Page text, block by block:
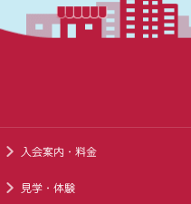
入会案内・料金
見学・体験